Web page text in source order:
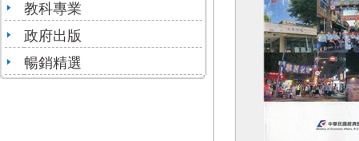
教科專業
政府出版
暢銷精選